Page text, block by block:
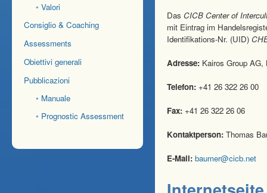
◦ Valori
Consiglio & Coaching
Assessments
Obiettivi generali
Pubblicazioni
◦ Manuale
◦ Prognostic Assessment
Das CICB Center of
mit Eintrag im
Identifikations-Nr. (UID)
Adresse: Kairos Group
Telefon: +41 26 322 26 00
Fax: +41 26 322 26 06
Kontaktperson: Thomas
E-Mail: